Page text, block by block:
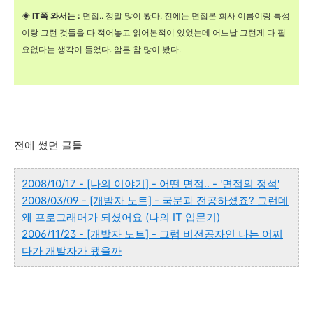
◈ IT쪽 와서는 : 면접.. 정말 많이 봤다. 전에는 면접본 회사 이름이랑 특성
이랑 그런 것들을 다 적어놓고 읽어본적이 있었는데 어느날 그런게 다 필
요없다는 생각이 들었다. 암튼 참 많이 봤다.
전에 썼던 글들
2008/10/17 - [나의 이야기] - 어떤 면접.. - '면접의 정석'
2008/03/09 - [개발자 노트] - 국문과 전공하셨죠? 그런데
왜 프로그래머가 되셨어요 (나의 IT 입문기)
2006/11/23 - [개발자 노트] - 그럼 비전공자인 나는 어쩌
다가 개발자가 됐을까